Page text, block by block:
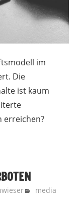
im
Die
ist kaum
erreichen?
media